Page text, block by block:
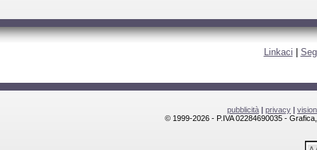
Linkaci
pubblicità | privacy |
© 1999-2026 - P.IVA 02284690035 -